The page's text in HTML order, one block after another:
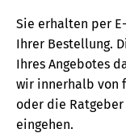
Sie erhalten per
Ihrer Bestellung.
Ihres Angebotes
wir innerhalb von
oder die
eingehen.